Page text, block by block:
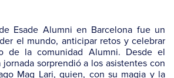
Esade Alumni en Barcelona fue un
el mundo, anticipar retos y celebrar
de la comunidad Alumni. Desde el
sorprendió a los asistentes con
Mag Lari, quien, con su magia y la